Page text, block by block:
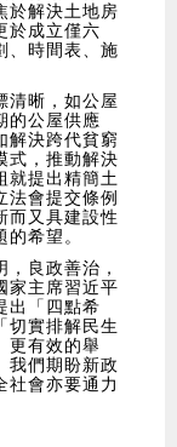
於解決土地房
於成立僅六
、時間表、施
清晰，如公屋
的公屋供應
解決跨代貧窮
式，推動解決
就提出精簡土
法會提交條例
而又具建設性
希望。
良政善治，
家主席習近平
出「四點希
切實排解民生
更有效的舉
我們期盼新政
社會亦要通力